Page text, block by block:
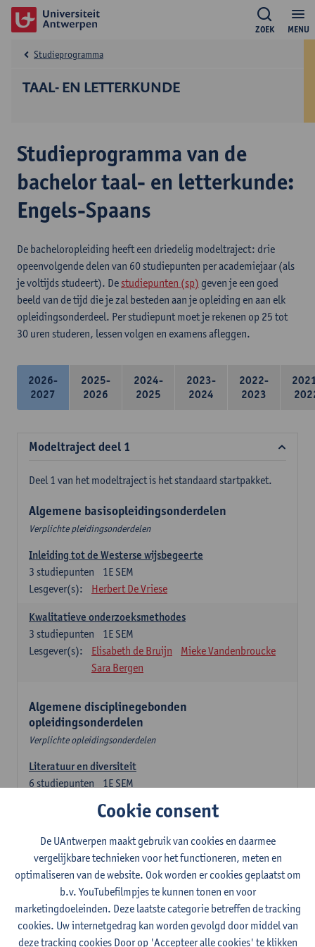
MENU
ZOEK
TAAL- EN LETTERKUNDE
Studieprogramma
Studieprogramma van de
bachelor taal- en letterkunde:
Engels-Spaans
De bacheloropleiding heeft een driedelig modeltraject: drie
opeenvolgende delen van 60 studiepunten per academiejaar (als
je voltijds studeert). De studiepunten (sp) geven je een goed
beeld van de tijd die je zal besteden aan je opleiding en aan elk
opleidingsonderdeel. Per studiepunt moet je rekenen op 25 tot
30 uren studeren, lessen volgen en examens afleggen.
2026-
2027
2025-
2026
2024-
2025
2023-
2024
2022-
2023
Modeltraject deel 1
Deel 1 van het modeltraject is het standaard startpakket.
Algemene basisopleidingsonderdelen
Verplichte pleidingsonderdelen
Inleiding tot de Westerse wijsbegeerte
1E SEM
3 studiepunten
Lesgever(s):
Herbert De Vriese
Kwalitatieve onderzoeksmethodes
1E SEM
3 studiepunten
Lesgever(s):
Elisabeth de Bruijn
Mieke Vandenbroucke
Sara Bergen
Algemene disciplinegebonden
opleidingsonderdelen
Verplichte opleidingsonderdelen
Literatuur en diversiteit
1E SEM
6 studiepunten
Remco Sleiderink
2E SEM
studiepunten
Lesgever(s):
Astrid De Wit Peter Petré
Engels: verplichte opleidingsonderdelen
Engels: taalbeheersing 1
Cookie consent
De UAntwerpen maakt gebruik van cookies en daarmee
vergelijkbare technieken voor het functioneren, meten en
optimaliseren van de website. Ook worden er cookies geplaatst om
b.v. YouTubefilmpjes te kunnen tonen en voor
marketingdoeleinden. Deze laatste categorie betreffen de tracking
cookies. Uw internetgedrag kan worden gevolgd door middel van
deze tracking cookies Door op 'Accepteer alle cookies' te klikken